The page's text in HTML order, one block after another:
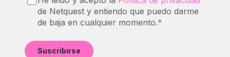
de Netquest y entiendo que puedo darme
de baja en cualquier momento.*